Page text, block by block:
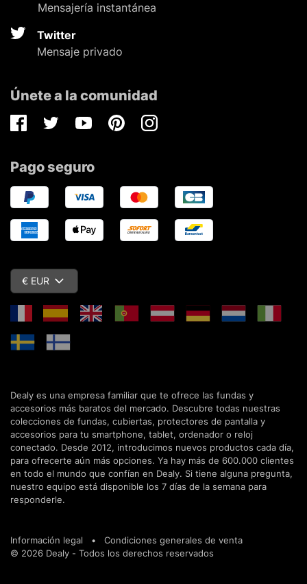
Mensajería instantánea
Twitter
Mensaje privado
Únete a la comunidad
FacebookTwitterYoutubePinterestInstagram
Pago seguro
€ EUR
Dealy es una empresa familiar que te ofrece las fundas y
accesorios más baratos del mercado. Descubre todas nuestras
colecciones de fundas, cubiertas, protectores de pantalla y
accesorios para tu smartphone, tablet, ordenador o reloj
conectado. Desde 2012, introducimos nuevos productos cada día,
para ofrecerte aún más opciones. Ya hay más de 600.000 clientes
en todo el mundo que confían en Dealy. Si tiene alguna pregunta,
nuestro equipo está disponible los 7 días de la semana para
responderle.
© 2026 Dealy - Todos los derechos reservados
Información legal • Condiciones generales de venta